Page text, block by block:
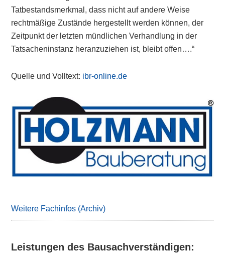
Tatbestandsmerkmal, dass nicht auf andere Weise
rechtmäßige Zustände hergestellt werden können, der
Zeitpunkt der letzten mündlichen Verhandlung in der
Tatsacheninstanz heranzuziehen ist, bleibt offen….“
Quelle und Volltext: ibr-online.de
Primary
Sidebar
Weitere Fachinfos (Archiv)
Leistungen des Bausachverständigen: